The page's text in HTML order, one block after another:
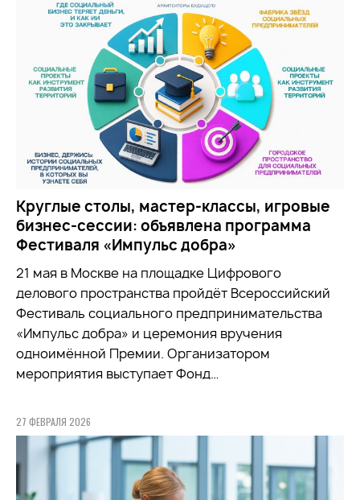
Круглые столы, мастер-классы, игровые
бизнес-сессии: объявлена программа
Фестиваля «Импульс добра»
21 мая в Москве на площадке Цифрового
делового пространства пройдёт Всероссийский
Фестиваль социального предпринимательства
«Импульс добра» и церемония вручения
одноимённой Премии. Организатором
мероприятия выступает Фонд…
27 ФЕВРАЛЯ 2026